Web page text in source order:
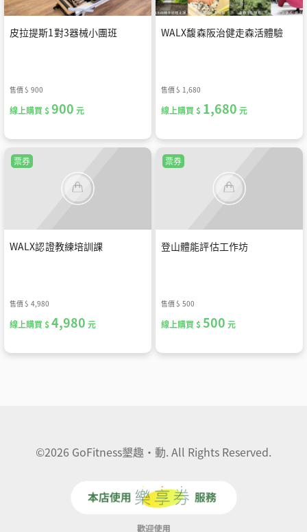
皮拉提斯1對3器械小團班
售價 $ 900
線上購買 $900 元
WALX馥森阪治健走森活體驗
售價 $ 1,680
線上購買 $ 1,680 元
票券
WALX認證教練培訓課
售價 $ 4,980
線上購買 $4,980 元
票券
登山體能評估工作坊
售價 $ 500
線上購買 $500 元
©2026 GoFitness墾趣·動. All Rights Reserved.